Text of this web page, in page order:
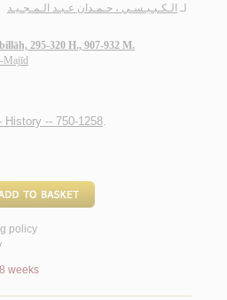
لـ الـكـبـيـسـي ، حـمـدان عـبـد الـمـجـيـد
295-320 H., 907-932 M.
Majīd
History -- 750-1258.
policy
weeks